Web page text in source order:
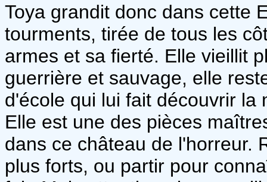
Toya grandit donc dans cette
tourments, tirée de tous les
armes et sa fierté. Elle vieillit
guerrière et sauvage, elle
d'école qui lui fait découvrir la
Elle est une des pièces
dans ce château de l'horreur.
plus forts, ou partir pour